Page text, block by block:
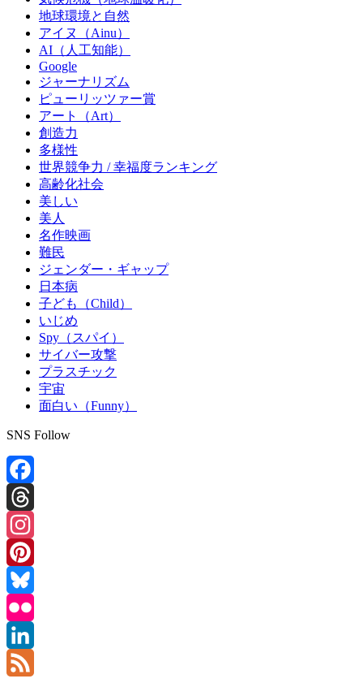
地球環境と自然
アイヌ（Ainu）
AI（人工知能）
Google
ジャーナリズム
ピューリッツァー賞
アート（Art）
創造力
多様性
世界競争力 / 幸福度ランキング
高齢化社会
美しい
美人
名作映画
難民
ジェンダー・ギャップ
日本病
子ども（Child）
いじめ
Spy（スパイ）
サイバー攻撃
プラスチック
宇宙
面白い（Funny）
SNS Follow
Facebook
Threads
Instagram
Pinterest
Bluesky
Flickr
LinkedIn